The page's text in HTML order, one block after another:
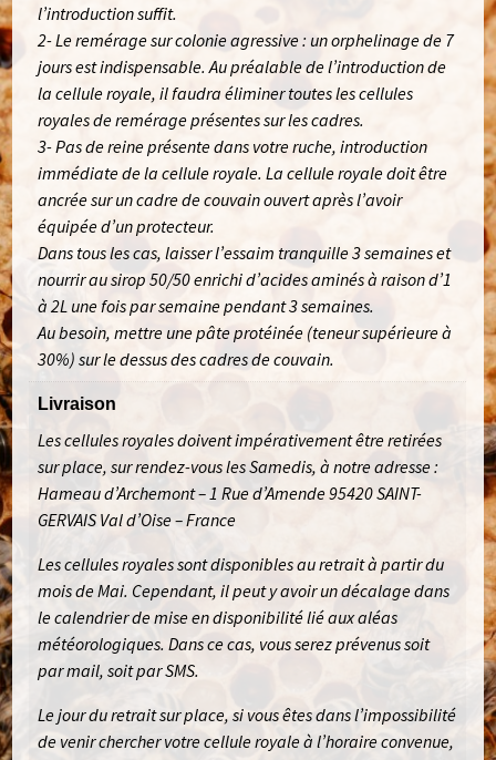
l’introduction suffit.
2- Le remérage sur colonie agressive : un orphelinage de 7
jours est indispensable. Au préalable de l’introduction de
la cellule royale, il faudra éliminer toutes les cellules
royales de remérage présentes sur les cadres.
3- Pas de reine présente dans votre ruche, introduction
immédiate de la cellule royale. La cellule royale doit être
ancrée sur un cadre de couvain ouvert après l’avoir
équipée d’un protecteur.
Dans tous les cas, laisser l’essaim tranquille 3 semaines et
nourrir au sirop 50/50 enrichi d’acides aminés à raison d’1
à 2L une fois par semaine pendant 3 semaines.
Au besoin, mettre une pâte protéinée (teneur supérieure à
30%) sur le dessus des cadres de couvain.
Livraison
Les cellules royales doivent impérativement être retirées
sur place, sur rendez-vous les Samedis, à notre adresse :
Hameau d’Archemont – 1 Rue d’Amende 95420 SAINT-
GERVAIS Val d’Oise – France
Les cellules royales sont disponibles au retrait à partir du
mois de Mai. Cependant, il peut y avoir un décalage dans
le calendrier de mise en disponibilité lié aux aléas
météorologiques. Dans ce cas, vous serez prévenus soit
par mail, soit par SMS.
Le jour du retrait sur place, si vous êtes dans l’impossibilité
de venir chercher votre cellule royale à l’horaire convenue,